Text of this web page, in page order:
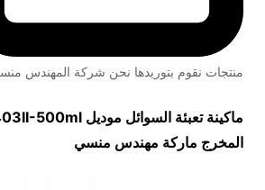
منتجات نقوم بتوريدها نحن شركة المهندس
ماكينة تعبئة السوائل موديل 500ml
المخرج ماركة مهندس منسي